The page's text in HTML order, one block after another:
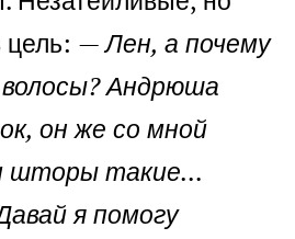
— Лен, а почему
Андрюша
он же со мной
шторы такие…
я помогу